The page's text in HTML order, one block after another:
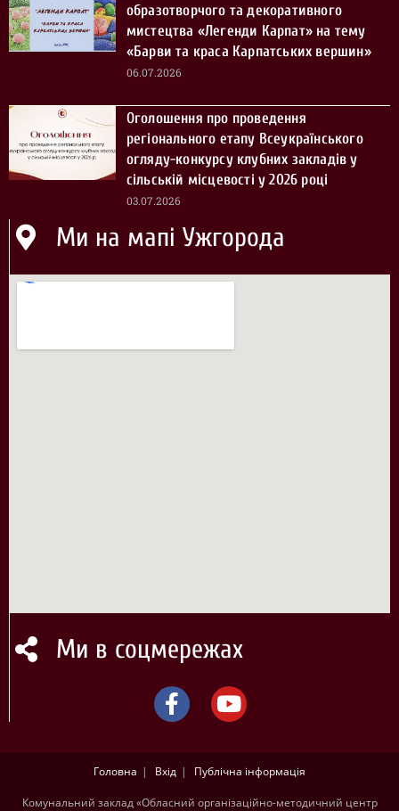
образотворчого та декоративного
мистецтва «Легенди Карпат» на тему
«Барви та краса Карпатських вершин»
06.07.2026
Оголошення про проведення
регіонального етапу Всеукраїнського
огляду-конкурсу клубних закладів у
сільській місцевості у 2026 році
03.07.2026
Ми на мапі Ужгорода
Ми в соцмережах
Головна Вхід Публічна інформація
Комунальний заклад «Обласний організаційно-методичний центр